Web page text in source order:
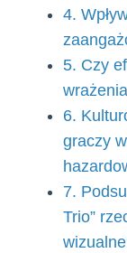
4.
5. Czy
6.
graczy
7.
Trio”